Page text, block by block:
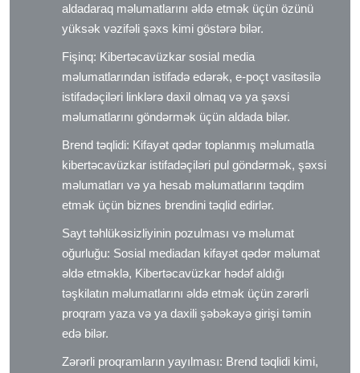
aldadaraq məlumatlarını əldə etmək üçün özünü
yüksək vəzifəli şəxs kimi göstərə bilər.
Fişinq: Kibertəcavüzkar sosial media
məlumatlarından istifadə edərək, e-poçt vasitəsilə
istifadəçiləri linklərə daxil olmaq və ya şəxsi
məlumatlarını göndərmək üçün aldada bilər.
Brend təqlidi: Kifayət qədər toplanmış məlumatla
kibertəcavüzkar istifadəçiləri pul göndərmək, şəxsi
məlumatları və ya hesab məlumatlarını təqdim
etmək üçün biznes brendini təqlid edirlər.
Sayt təhlükəsizliyinin pozulması və məlumat
oğurluğu: Sosial mediadan kifayət qədər məlumat
əldə etməklə, Kibertəcavüzkar hədəf aldığı
təşkilatın məlumatlarını əldə etmək üçün zərərli
proqram yaza və ya daxili şəbəkəyə girişi təmin
edə bilər.
Zərərli proqramların yayılması: Brend təqlidi kimi,